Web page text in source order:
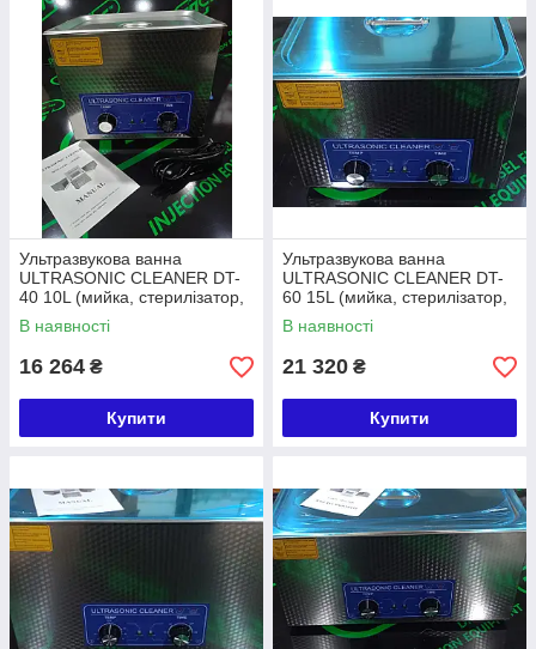
Ультразвукова ванна
ULTRASONIC CLEANER DT-
40 10L (мийка, стерилізатор,
очищувач)
В наявності
16 264 ₴
Купити
Ультразвукова ванна
ULTRASONIC CLEANER DT-
60 15L (мийка, стерилізатор,
очищувач)
В наявності
21 320 ₴
Купити